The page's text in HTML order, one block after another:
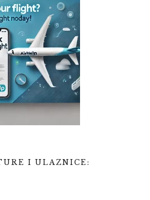
I ULAZNICE: